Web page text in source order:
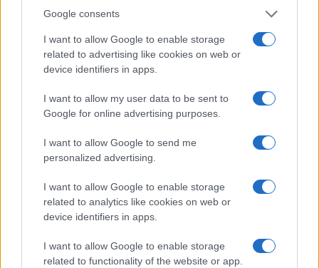
Google consents
I want to allow Google to enable storage
related to advertising like cookies on web or
device identifiers in apps.
I want to allow my user data to be sent to
Google for online advertising purposes.
I want to allow Google to send me
personalized advertising.
I want to allow Google to enable storage
related to analytics like cookies on web or
device identifiers in apps.
I want to allow Google to enable storage
related to functionality of the website or app.
Siamo di fronte a una giustizia che non solo
sembra aver perso il contatto con la realtà, ma
rischia di allontanare ulteriormente i
i. Come possiamo
chiedere agli italiani di rispettare le regole quando
possiamo giustificare il fatto che in un Paese dove
le risorse sono sempre poche per i servizi
essenziali, si trovino soldi per risarcire chi ha
cercato di entrare illegalmente?